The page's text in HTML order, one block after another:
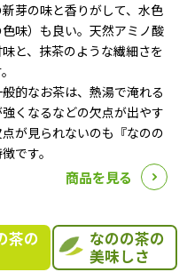
芽の味と香りがして、水色
色味）も良い。天然アミノ酸
と、抹茶のような繊細さを
的なお茶は、熱湯で淹れる
くなるなどの欠点が出やす
が見られないのも『なのの
です。
商品を見る
茶の
なのの茶の
美味しさ